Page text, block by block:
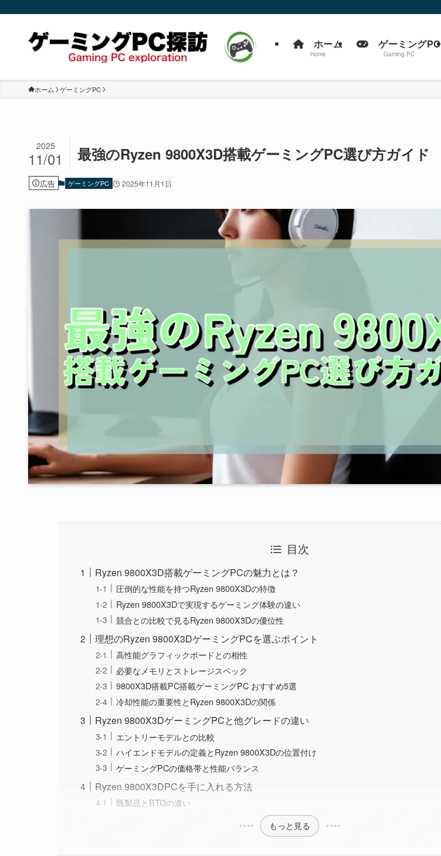
ホーム
Home
ゲーミングPC
Gaming PC
ホーム ゲーミングPC
最強のRyzen 9800X3D搭載ゲーミングPC選び方ガイド
2025
11/01
広告 ゲーミングPC 2025年11月1日
目次
Ryzen 9800X3D搭載ゲーミングPCの魅力とは？
圧倒的な性能を持つRyzen 9800X3Dの特徴
Ryzen 9800X3Dで実現するゲーミング体験の違い
競合との比較で見るRyzen 9800X3Dの優位性
理想のRyzen 9800X3DゲーミングPCを選ぶポイント
高性能グラフィックボードとの相性
必要なメモリとストレージスペック
9800X3D搭載PC搭載ゲーミングPC おすすめ5選
冷却性能の重要性とRyzen 9800X3Dの関係
Ryzen 9800X3DゲーミングPCと他グレードの違い
エントリーモデルとの比較
ハイエンドモデルの定義とRyzen 9800X3Dの位置付け
ゲーミングPCの価格帯と性能バランス
Ryzen 9800X3DPCを手に入れる方法
既製品とBTOの違い
もっと見る